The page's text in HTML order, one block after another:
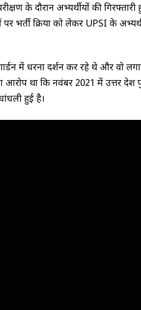
के दौरान अभ्यर्थीयों की गिरफ्तारी
भर्ती प्रक्रिया को लेकर UPSI के
धरना प्रदर्शन कर रहे थे और वो
था कि नवंबर 2021 में उत्तर प्रदेश
हुई है।